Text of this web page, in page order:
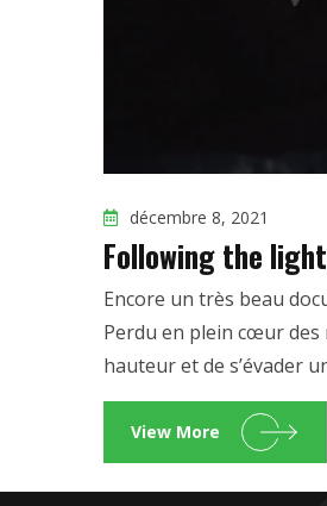
décembre 8, 2021
Following the light
Encore un très beau
Perdu en plein cœur des
hauteur et de s’évader
View More